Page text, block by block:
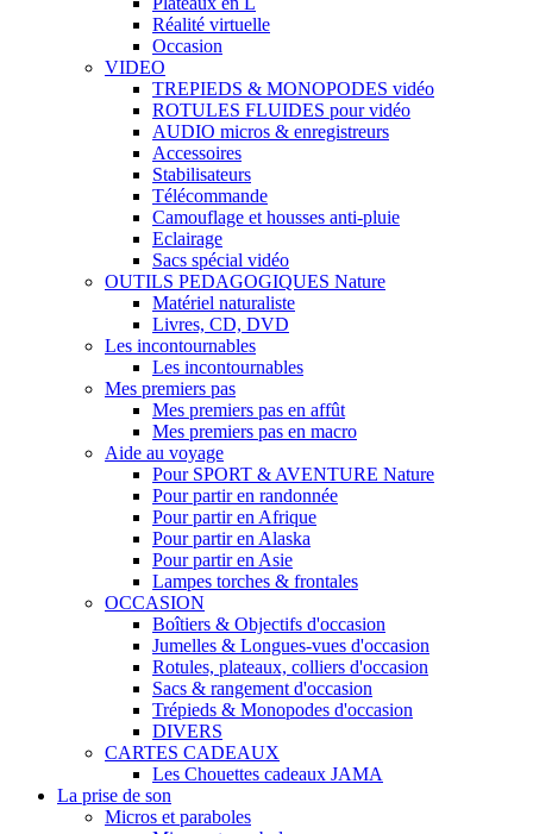
Réalité virtuelle
Occasion
VIDEO
TREPIEDS & MONOPODES vidéo
ROTULES FLUIDES pour vidéo
AUDIO micros & enregistreurs
Accessoires
Stabilisateurs
Télécommande
Camouflage et housses anti-pluie
Eclairage
Sacs spécial vidéo
OUTILS PEDAGOGIQUES Nature
Matériel naturaliste
Livres, CD, DVD
Les incontournables
Les incontournables
Mes premiers pas
Mes premiers pas en affût
Mes premiers pas en macro
Aide au voyage
Pour SPORT & AVENTURE Nature
Pour partir en randonnée
Pour partir en Afrique
Pour partir en Alaska
Pour partir en Asie
Lampes torches & frontales
OCCASION
Boîtiers & Objectifs d'occasion
Jumelles & Longues-vues d'occasion
Rotules, plateaux, colliers d'occasion
Sacs & rangement d'occasion
Trépieds & Monopodes d'occasion
DIVERS
CARTES CADEAUX
Les Chouettes cadeaux JAMA
La prise de son
Micros et paraboles